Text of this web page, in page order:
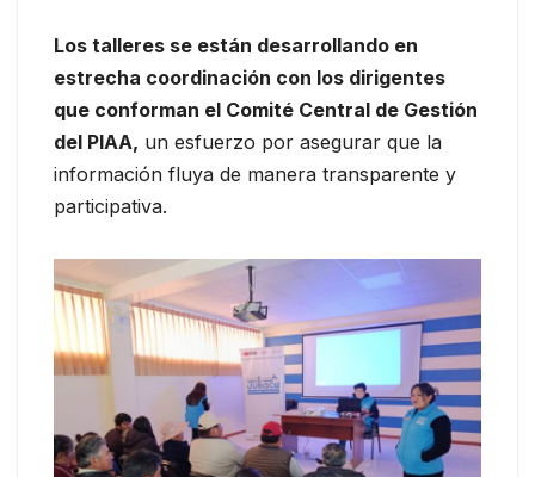
Los talleres se están desarrollando en
estrecha coordinación con los dirigentes
que conforman el Comité Central de Gestión
del PIAA, un esfuerzo por asegurar que la
información fluya de manera transparente y
participativa.